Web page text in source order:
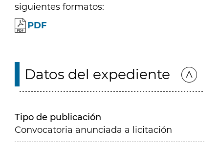
siguientes formatos:
PDF
Datos del expediente
Tipo de publicación
Convocatoria anunciada a licitación